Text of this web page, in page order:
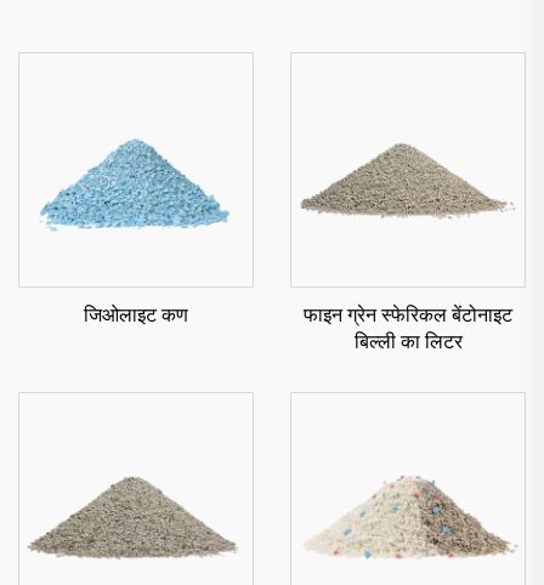
जिओलाइट कण
फाइन ग्रेन स्फेरिकल बेंटोनाइट
बिल्ली का लिटर